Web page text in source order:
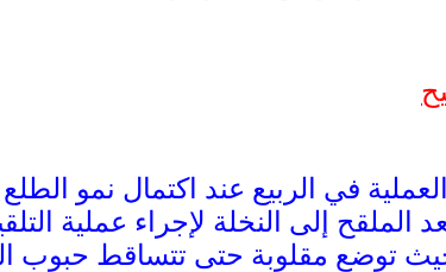
في الربيع عند اكتمال نمو
الملقح إلى النخلة لإجراء عملية
توضع مقلوبة حتى تتساقط حبوب